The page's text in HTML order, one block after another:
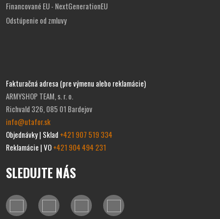
Financované EU - NextGenerationEU
Odstúpenie od zmluvy
Fakturačná adresa (pre výmenu alebo reklamácie)
ARMYSHOP TEAM, s. r. o.
Richvald 326, 085 01 Bardejov
info@utafor.sk
Objednávky | Sklad +421 907 519 334
Reklamácie | VO+421 904 494 231
SLEDUJTE NÁS